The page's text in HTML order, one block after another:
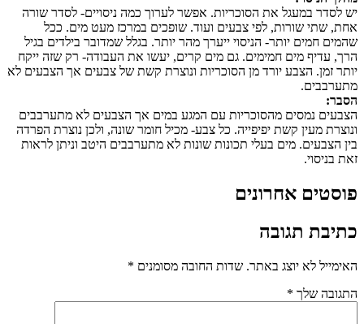
יש לסדר במעגל את הסוכריות. אפשר לערוך כמה ניסויים- לסדר שורה
אחת, שתי שורות, לפי צבעים ועוד. שופכים במרכז מעט מים. ככל
שהמים חמים יותר- הניסוי ייערך מהר יותר. בגלל שמדובר בילדים בגיל
הרך, עדיף מים חמימים. גם מים קרים, יעשו את העבודה- רק שזה ייקח
יותר זמן. הצבע יורד מן הסוכריות ונוצרת קשת של צבעים אך הצבעים לא
מתערבבים.
הסבר:
הצבעים נמסים מהסוכריות עם המגע במים אך הצבעים לא מתערבבים
ונוצרת מעין קשת יפיפייה. כל צבע- מכיל חומר שונה, ולכן נוצרת הפרדה
בין הצבעים. מים בעלי תכונות שונות לא מתערבבים היטב וניתן לראות
זאת בניסוי.
פוסטים אחרונים
כתיבת תגובה
האימייל לא יוצג באתר. שדות החובה מסומנים *
התגובה שלך *